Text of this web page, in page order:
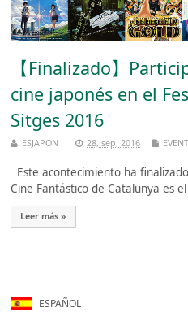
【Finalizado】
cine japonés en el
Sitges 2016
ESJAPON 28, sep, 2016
Este acontecimiento ha
Cine Fantástico de Catalunya es
Leer más »
ESPAÑOL